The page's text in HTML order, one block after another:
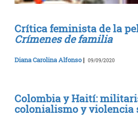
Crítica feminista de la
Crímenes de familia
Diana Carolina Alfonso| 09/09/2020
Colombia y Haití:
colonialismo y violencia